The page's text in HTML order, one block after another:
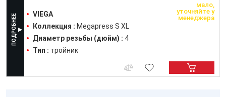
VIEGA
Коллекция : Megapress S XL
Диаметр резьбы (дюйм) : 4
Тип : тройник
мало,
уточняйте у
менеджера